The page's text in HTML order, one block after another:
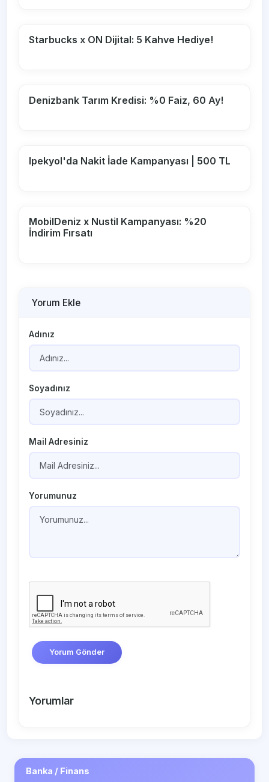
Starbucks x ON Dijital: 5 Kahve Hediye!
Denizbank Tarım Kredisi: %0 Faiz, 60 Ay!
Ipekyol'da Nakit İade Kampanyası | 500 TL
MobilDeniz x Nustil Kampanyası: %20
İndirim Fırsatı
Yorum Ekle
Adınız
Soyadınız
Mail Adresiniz
Yorumunuz
Yorum Gönder
Yorumlar
Banka / Finans